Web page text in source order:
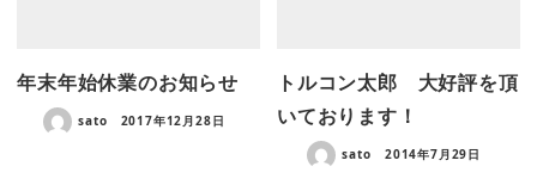
年末年始休業のお知らせ
sato 2017年12月28日
トルコン太郎 大好評を頂
いております！
sato 2014年7月29日